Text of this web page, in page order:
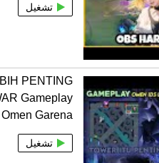
تشغيل
PENTING
Gameplay
Omen Garena
تشغيل